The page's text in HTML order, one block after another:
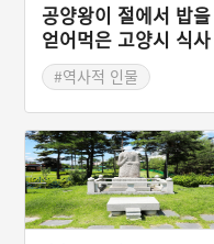
공양왕이 절에서 밥을
얻어먹은 고양시 식사
동#역사적 인물